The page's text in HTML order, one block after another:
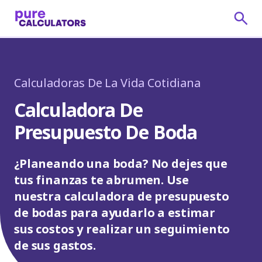
Calculadoras De La Vida Cotidiana
Calculadora De
Presupuesto De Boda
¿Planeando una boda? No dejes que
tus finanzas te abrumen. Use
nuestra calculadora de presupuesto
de bodas para ayudarlo a estimar
sus costos y realizar un seguimiento
de sus gastos.